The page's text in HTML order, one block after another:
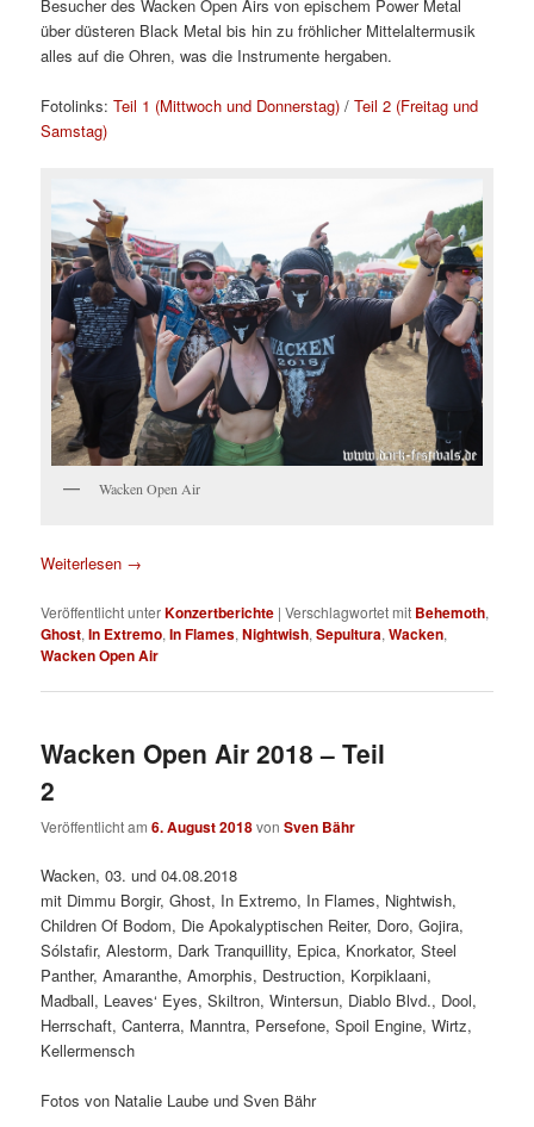
Besucher des Wacken Open Airs von epischem Power Metal
über düsteren Black Metal bis hin zu fröhlicher Mittelaltermusik
alles auf die Ohren, was die Instrumente hergaben.
Fotolinks:Teil 1 (Mittwoch und Donnerstag) /Teil 2 (Freitag und
Samstag)
Wacken Open Air
Weiterlesen →
Veröffentlicht unterKonzertberichte |Verschlagwortet mit Behemoth,
Ghost,In Extremo,In Flames,Nightwish,Sepultura,Wacken,
Wacken Open Air
Wacken Open Air 2018 – Teil
2
Veröffentlicht am6. August 2018vonSven Bähr
Wacken, 03. und 04.08.2018
mit Dimmu Borgir, Ghost, In Extremo, In Flames, Nightwish,
Children Of Bodom, Die Apokalyptischen Reiter, Doro, Gojira,
Sólstafir, Alestorm, Dark Tranquillity, Epica, Knorkator, Steel
Panther, Amaranthe, Amorphis, Destruction, Korpiklaani,
Madball, Leaves‘ Eyes, Skiltron, Wintersun, Diablo Blvd., Dool,
Herrschaft, Canterra, Manntra, Persefone, Spoil Engine, Wirtz,
Kellermensch
Fotos von Natalie Laube und Sven Bähr